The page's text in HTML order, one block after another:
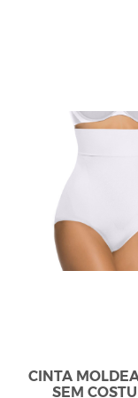
CINTA
SEM